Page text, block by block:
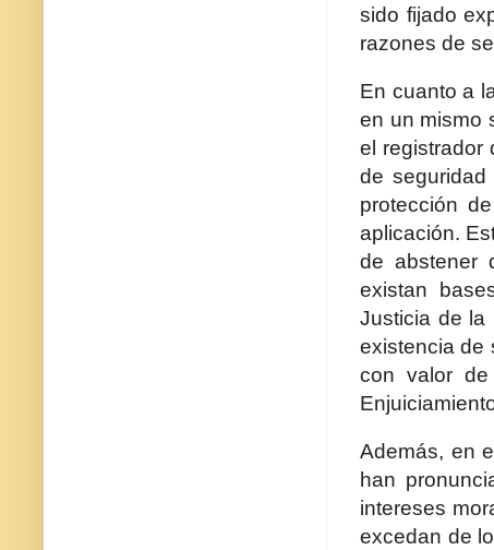
sido fijado
razones de
En cuanto a
en un mismo
el registrador
de
protección
aplicación.
de abstener
existan
Justicia de la
existencia de
con valor
Además, en
han
intereses
excedan de